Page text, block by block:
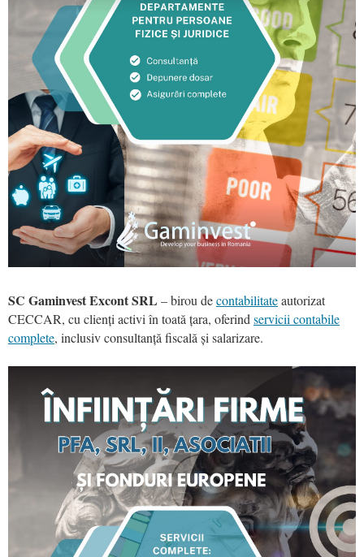
SC Gaminvest Excont SRL – birou decontabilitateautorizat
CECCAR, cu clienți activi în toată țara, oferindservicii contabile
complete, inclusiv consultanță fiscală și salarizare.